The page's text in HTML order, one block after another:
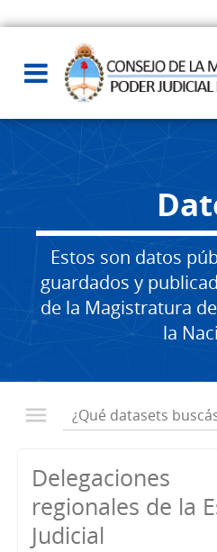
Estos son datos
guardados y
de la Magistratura
la
Delegaciones
regionales de la
Judicial